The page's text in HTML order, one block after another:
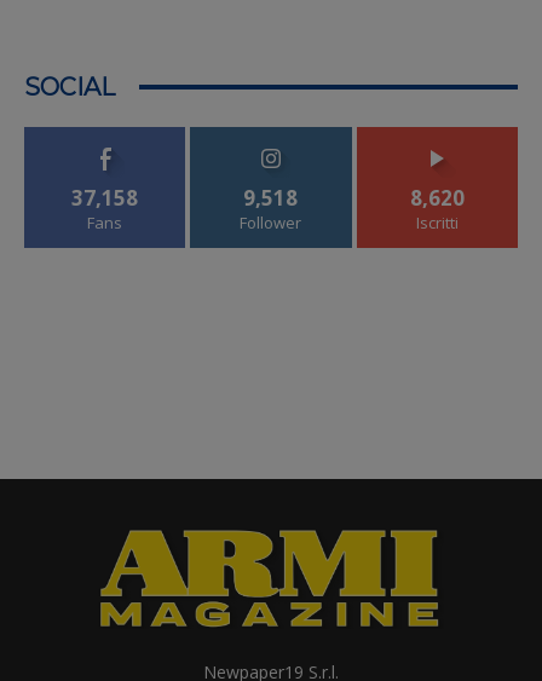
SOCIAL
37,158
Fans
9,518
Follower
8,620
Iscritti
Newpaper19 S.r.l.